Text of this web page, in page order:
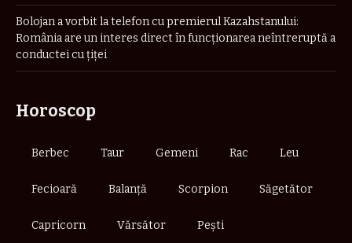
Bolojan a vorbit la telefon cu premierul Kazahstanului:
România are un interes direct în funcționarea neîntreruptă a
conductei cu țiței
Horoscop
Berbec Taur Gemeni Rac Leu
Fecioară Balanță Scorpion Săgetător
Capricorn Vărsător Pești